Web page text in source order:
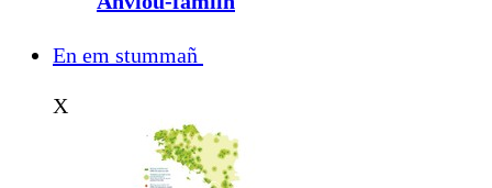
En em stummañ
X